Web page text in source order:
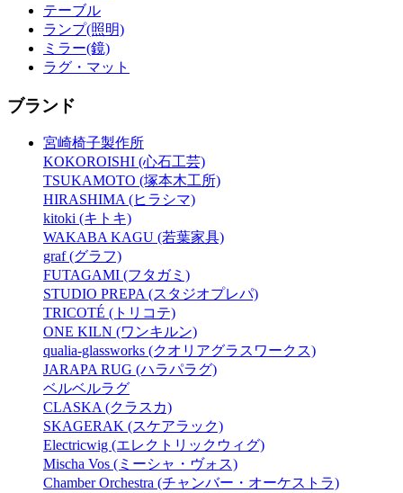
テーブル
ランプ(照明)
ミラー(鏡)
ラグ・マット
ブランド
宮崎椅子製作所
KOKOROISHI (心石工芸)
TSUKAMOTO (塚本木工所)
HIRASHIMA (ヒラシマ)
kitoki (キトキ)
WAKABA KAGU (若葉家具)
graf (グラフ)
FUTAGAMI (フタガミ)
STUDIO PREPA (スタジオプレパ)
TRICOTÉ (トリコテ)
ONE KILN (ワンキルン)
qualia-glassworks (クオリアグラスワークス)
JARAPA RUG (ハラパラグ)
ベルベルラグ
CLASKA (クラスカ)
SKAGERAK (スケアラック)
Electricwig (エレクトリックウィグ)
Mischa Vos (ミーシャ・ヴォス)
Chamber Orchestra (チャンバー・オーケストラ)